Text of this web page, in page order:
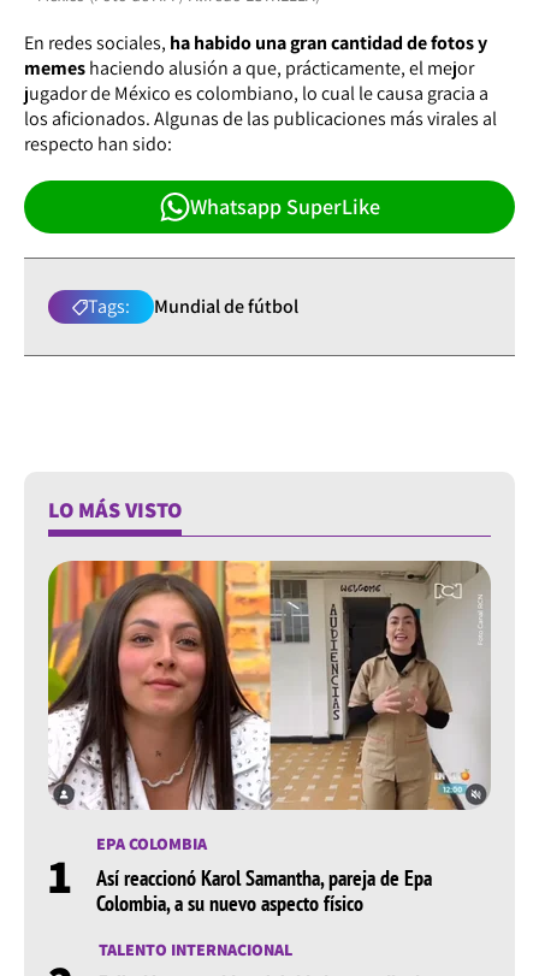
En redes sociales, ha habido una gran cantidad de fotos y
memeshaciendo alusión a que, prácticamente, el mejor
jugador de México es colombiano, lo cual le causa gracia a
los aficionados. Algunas de las publicaciones más virales al
respecto han sido:
Whatsapp SuperLike
Tags: Mundial de fútbol
LO MÁS VISTO
1 EPA COLOMBIA
Así reaccionó Karol Samantha, pareja de Epa
Colombia, a su nuevo aspecto físico
TALENTO INTERNACIONAL